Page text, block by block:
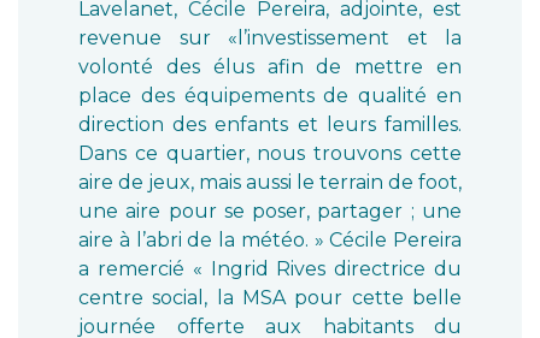
Lavelanet, Cécile Pereira, adjointe, est
revenue sur «l’investissement et la
volonté des élus afin de mettre en
place des équipements de qualité en
direction des enfants et leurs familles.
Dans ce quartier, nous trouvons cette
aire de jeux, mais aussi le terrain de foot,
une aire pour se poser, partager ; une
aire à l’abri de la météo. » Cécile Pereira
a remercié « Ingrid Rives directrice du
centre social, la MSA pour cette belle
journée offerte aux habitants du